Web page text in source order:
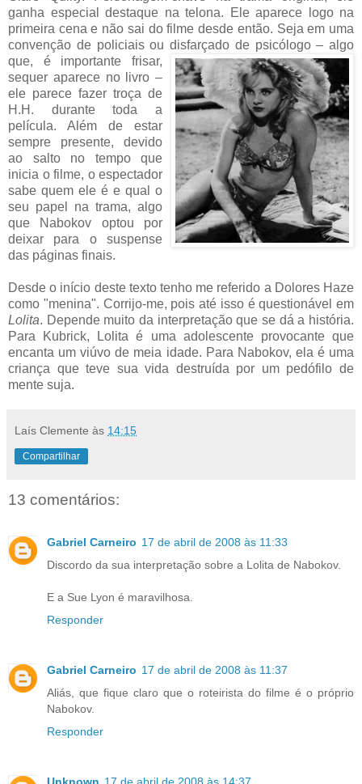
ganha especial destaque na telona. Ele aparece logo na
primeira cena e não sai do filme desde então. Seja em uma
convenção de policiais ou disfarçado de psicólogo – algo
que, é importante frisar,
sequer aparece no livro –
ele parece fazer troça de
H.H. durante toda a
película. Além de estar
sempre presente, devido
ao salto no tempo que
inicia o filme, o espectador
sabe quem ele é e qual o
seu papel na trama, algo
que Nabokov optou por
deixar para o suspense
das páginas finais.
Desde o início deste texto tenho me referido a Dolores Haze
como "menina". Corrijo-me, pois até isso é questionável em
Lolita. Depende muito da interpretação que se dá a história.
Para Kubrick, Lolita é uma adolescente provocante que
encanta um viúvo de meia idade. Para Nabokov, ela é uma
criança que teve sua vida destruída por um pedófilo de
mente suja.
Laís Clemente às 14:15
Compartilhar
13 comentários:
Gabriel Carneiro 17 de abril de 2008 às 11:33
Discordo da sua interpretação sobre a Lolita de Nabokov.
E a Sue Lyon é maravilhosa.
Responder
Gabriel Carneiro 17 de abril de 2008 às 11:37
Aliás, que fique claro que o roteirista do filme é o próprio
Nabokov.
Responder
Unknown 17 de abril de 2008 às 14:37